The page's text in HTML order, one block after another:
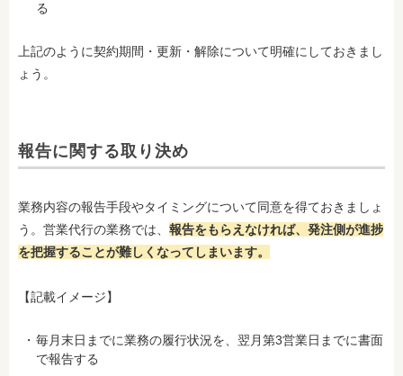
る
上記のように契約期間・更新・解除について明確にしておきまし
ょう。
報告に関する取り決め
業務内容の報告手段やタイミングについて同意を得ておきましょ
う。営業代行の業務では、 報告をもらえなければ、発注側が進捗
を把握することが難しくなってしまいます。
【記載イメージ】
毎月末日までに業務の履行状況を、翌月第3営業日までに書面
で報告する